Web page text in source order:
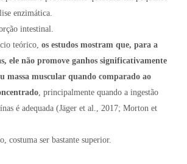
enzimática.
intestinal.
teórico, os estudos mostram que, para a
ele não promove ganhos significativamente
massa muscular quando comparado ao
, principalmente quando a ingestão
é adequada (Jäger et al., 2017; Morton et
costuma ser bastante superior.